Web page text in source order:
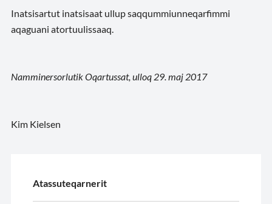
Inatsisartut inatsisaat ullup saqqummiunneqarfimmi
aqaguani atortuulissaaq.
Namminersorlutik Oqartussat, ulloq 29. maj 2017
Kim Kielsen
Atassuteqarnerit